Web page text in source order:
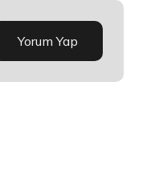
Yorum Yap